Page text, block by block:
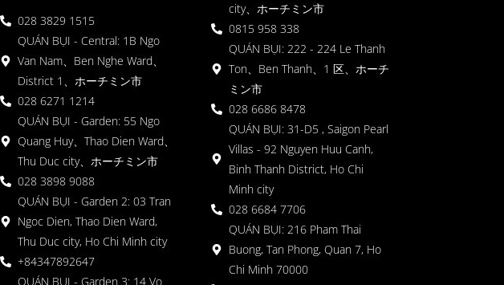
028 3829 1515
QUÁN BỤI - Central: 1B Ngo
Van Nam、Ben Nghe Ward、
District 1、ホーチミン市
028 6271 1214
QUÁN BỤI - Garden: 55 Ngo
Quang Huy、Thao Dien Ward、
Thu Duc city、ホーチミン市
028 3898 9088
QUÁN BỤI - Garden 2: 03 Tran
Ngoc Dien, Thao Dien Ward,
Thu Duc city, Ho Chi Minh city
+84347892647
QUÁN BỤI - Garden 3: 14 Vo
city、ホーチミン市
0815 958 338
QUÁN BỤI: 222 - 224 Le Thanh
Ton、Ben Thanh、1 区、ホーチ
ミン市
028 6686 8478
QUÁN BỤI: 31-D5 , Saigon Pearl
Villas - 92 Nguyen Huu Canh,
Binh Thanh District, Ho Chi
Minh city
028 6684 7706
QUÁN BỤI: 216 Pham Thai
Buong, Tan Phong, Quan 7, Ho
Chi Minh 70000